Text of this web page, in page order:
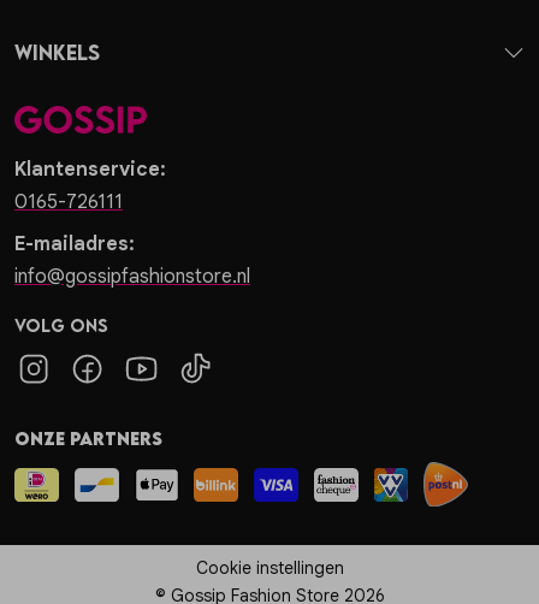
Klantenservice:
0165-726111
E-mailadres:
info@gossipfashionstore.nl
Volg ons
Winkels
Onze partners
Cookie instellingen
© Gossip Fashion Store 2026